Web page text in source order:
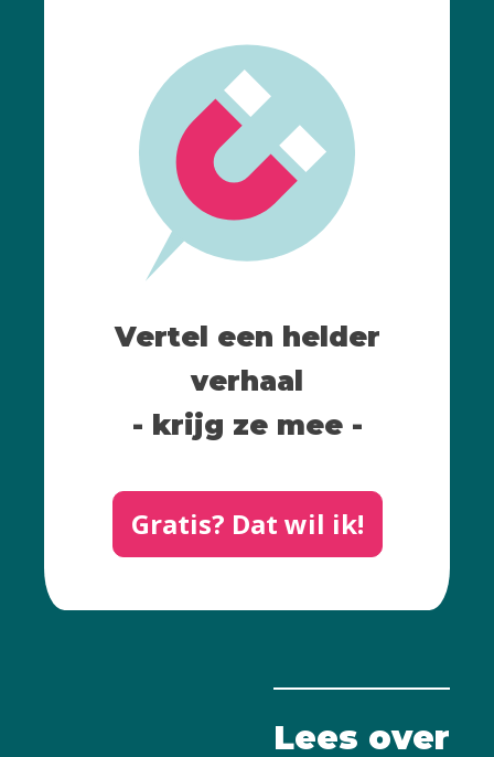
Vertel een helder
verhaal
- krijg ze mee -
Gratis? Dat wil ik!
Lees over